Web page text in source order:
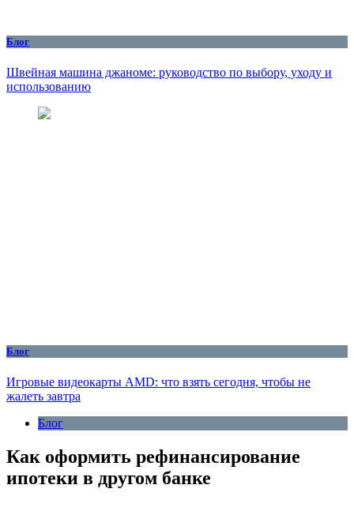
Блог
Швейная машина джаноме: руководство по выбору, уходу и
использованию
Блог
Игровые видеокарты AMD: что взять сегодня, чтобы не
жалеть завтра
Блог
Как оформить рефинансирование
ипотеки в другом банке